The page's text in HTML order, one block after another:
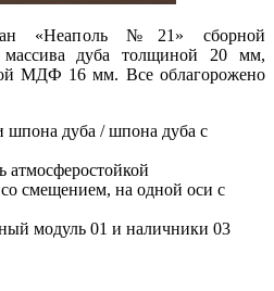
«Неаполь №21» сборной
массива дуба толщиной 20 мм,
МДФ 16 мм. Все облагорожено
шпона дуба / шпона дуба с
атмосферостойкой
смещением, на одной оси с
модуль 01 и наличники 03